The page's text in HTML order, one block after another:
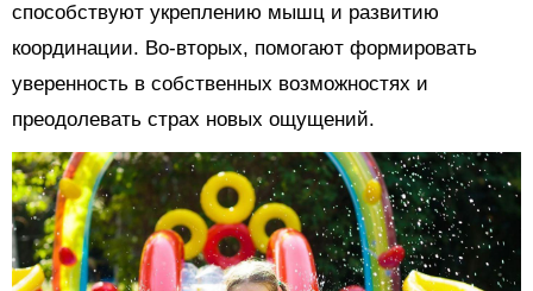
способствуют укреплению мышц и развитию
координации. Во-вторых, помогают формировать
уверенность в собственных возможностях и
преодолевать страх новых ощущений.